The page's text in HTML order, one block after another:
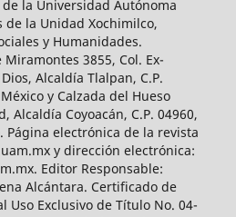
la Universidad Autónoma
la Unidad Xochimilco,
y Humanidades.
3855, Col. Ex-
Alcaldía Tlalpan, C.P.
y Calzada del Hueso
Alcaldía Coyoacán, C.P. 04960,
Página electrónica de la revista
y dirección electrónica:
Editor Responsable:
Alcántara. Certificado de
Uso Exclusivo de Título No. 04-